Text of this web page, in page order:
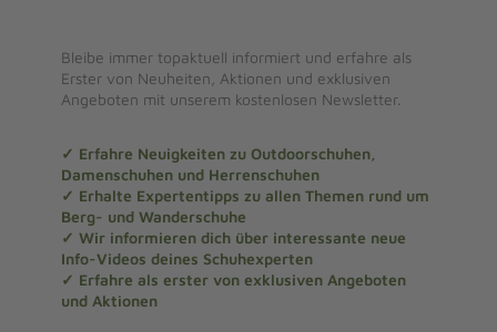
Bleibe immer topaktuell informiert und erfahre als
Erster von Neuheiten, Aktionen und exklusiven
Angeboten mit unserem kostenlosen Newsletter.
✓ Erfahre Neuigkeiten zu Outdoorschuhen,
Damenschuhen und Herrenschuhen
✓ Erhalte Expertentipps zu allen Themen rund um
Berg- und Wanderschuhe
✓ Wir informieren dich über interessante neue
Info-Videos deines Schuhexperten
✓ Erfahre als erster von exklusiven Angeboten
und Aktionen